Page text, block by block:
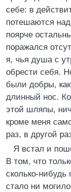
себе: в
потешаются
поярче
поражался
я, чья душа с
обрести себя.
были добры,
длинный нос.
этой шляпы,
кроме меня
раз, в другой
Я встал и
В том, что
сколько-нибудь
стало ни